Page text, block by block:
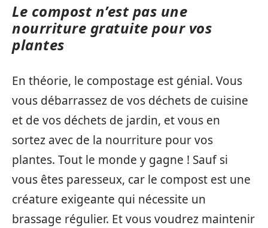
Le compost n’est pas une
nourriture gratuite pour vos
plantes
En théorie, le compostage est génial. Vous
vous débarrassez de vos déchets de cuisine
et de vos déchets de jardin, et vous en
sortez avec de la nourriture pour vos
plantes. Tout le monde y gagne ! Sauf si
vous êtes paresseux, car le compost est une
créature exigeante qui nécessite un
brassage régulier. Et vous voudrez maintenir